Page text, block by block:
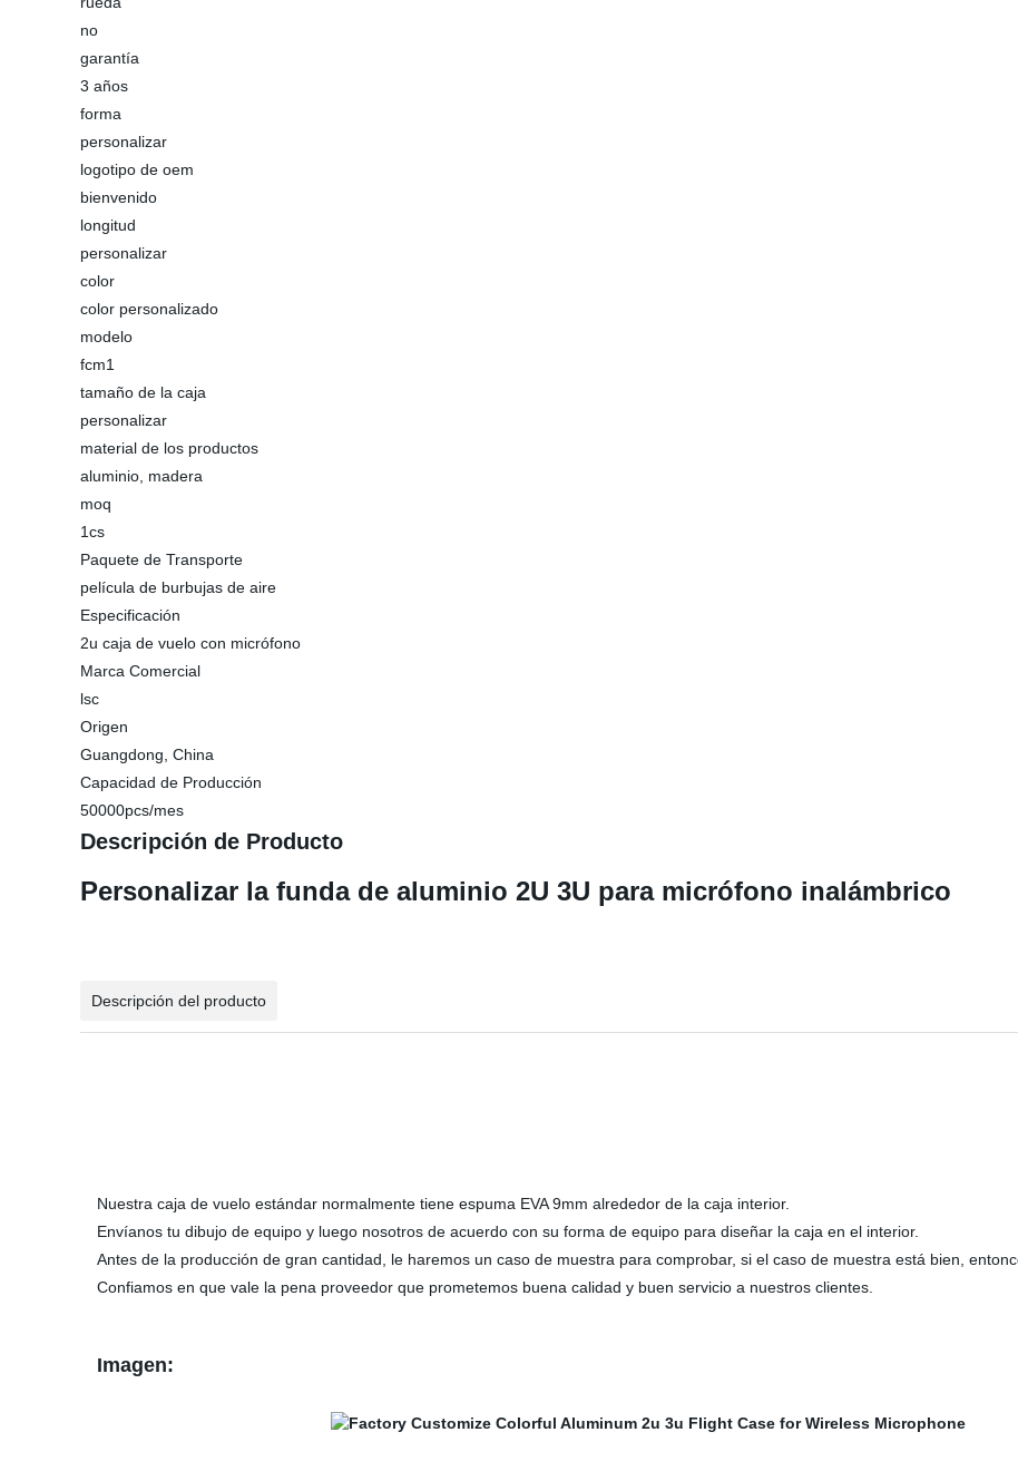
no
garantía
3 años
forma
personalizar
logotipo de oem
bienvenido
longitud
personalizar
color
color personalizado
modelo
fcm1
tamaño de la caja
personalizar
material de los productos
aluminio, madera
moq
1cs
Paquete de Transporte
película de burbujas de aire
Especificación
2u caja de vuelo con micrófono
Marca Comercial
lsc
Origen
Guangdong, China
Capacidad de Producción
50000pcs/mes
Descripción de Producto
Personalizar la funda de aluminio 2U 3U para micrófono inalámbrico
Descripción del producto
Nuestra caja de vuelo estándar normalmente tiene espuma EVA 9mm alrededor de la caja interior.
Envíanos tu dibujo de equipo y luego nosotros de acuerdo con su forma de equipo para diseñar la caja en el interior.
Antes de la producción de gran cantidad, le haremos un caso de muestra para comprobar, si el caso de muestra está bien,
Confiamos en que vale la pena proveedor que prometemos buena calidad y buen servicio a nuestros clientes.
Imagen: